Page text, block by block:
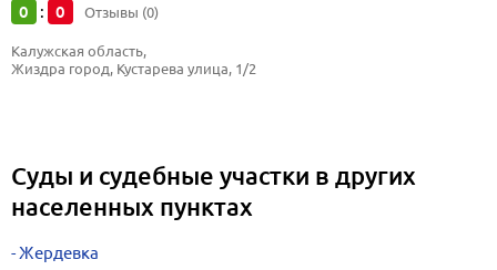
0 : 0 Отзывы (0)
Калужская область,
Жиздра город, Кустарева улица, 1/2
Суды и судебные участки в других
населенных пунктах
Жердевка